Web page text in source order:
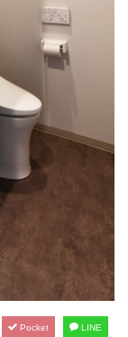
Pocket LINE